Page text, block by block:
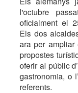
l'octubre
oficialment el
Els dos
ara per ampliar
propostes
oferir al públic
gastronomia, o
referents.